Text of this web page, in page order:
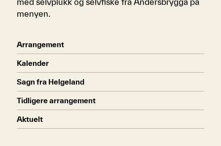
Arrangement
Kalender
Sagn fra Helgeland
Tidligere arrangement
Aktuelt
menyen.